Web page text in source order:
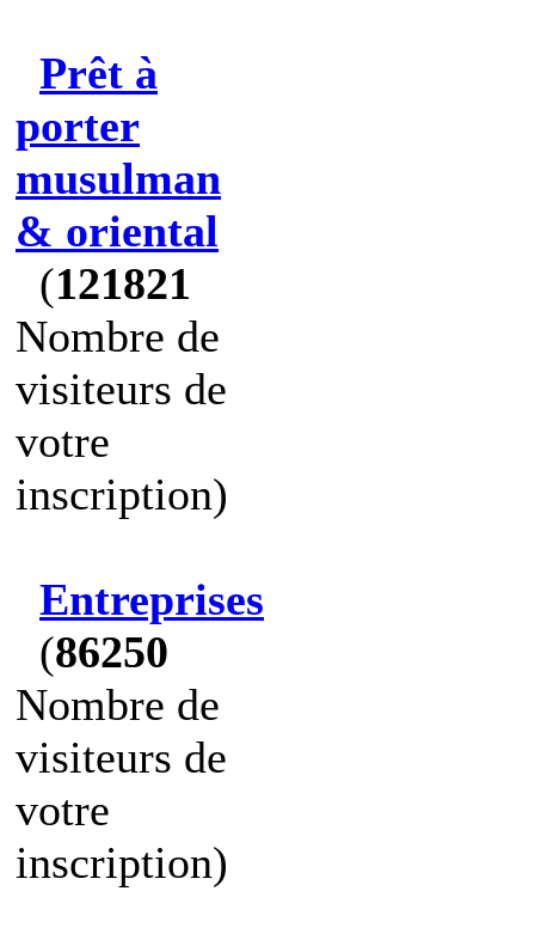
Prêt à
porter
musulman
& oriental
(121821
Nombre de
visiteurs de
votre
inscription)
Entreprises
(86250
Nombre de
visiteurs de
votre
inscription)